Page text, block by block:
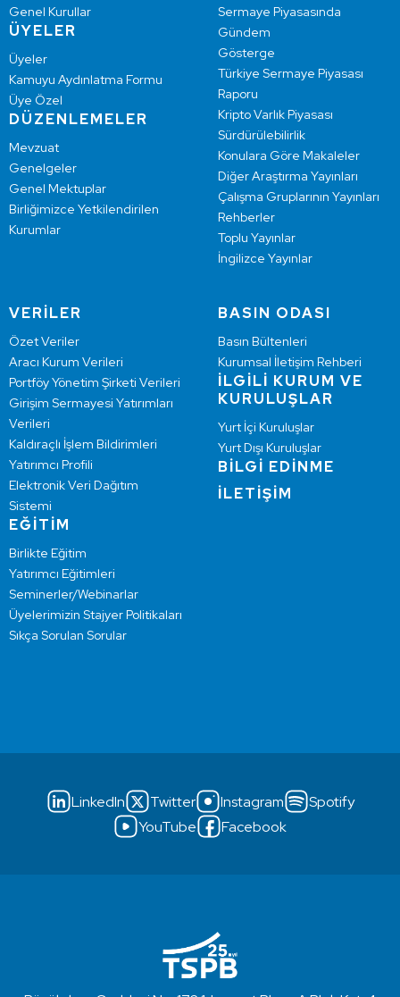
Genel Kurullar
ÜYELER
Üyeler
Kamuyu Aydınlatma Formu
Üye Özel
DÜZENLEMELER
Mevzuat
Genelgeler
Genel Mektuplar
Birliğimizce Yetkilendirilen
Kurumlar
Sermaye Piyasasında
Gündem
Gösterge
Türkiye Sermaye Piyasası
Raporu
Kripto Varlık Piyasası
Sürdürülebilirlik
Konulara Göre Makaleler
Diğer Araştırma Yayınları
Çalışma Gruplarının Yayınları
Rehberler
Toplu Yayınlar
İngilizce Yayınlar
VERİLER
Özet Veriler
Aracı Kurum Verileri
Portföy Yönetim Şirketi Verileri
Girişim Sermayesi Yatırımları
Verileri
Kaldıraçlı İşlem Bildirimleri
Yatırımcı Profili
Elektronik Veri Dağıtım
Sistemi
EĞİTİM
Birlikte Eğitim
Yatırımcı Eğitimleri
Seminerler/Webinarlar
Üyelerimizin Stajyer Politikaları
Sıkça Sorulan Sorular
BASIN ODASI
Basın Bültenleri
Kurumsal İletişim Rehberi
İLGİLİ KURUM VE
KURULUŞLAR
Yurt İçi Kuruluşlar
Yurt Dışı Kuruluşlar
BİLGİ EDİNME
İLETİŞİM
LinkedIn Twitter Instagram
Spotify
YouTube
Facebook